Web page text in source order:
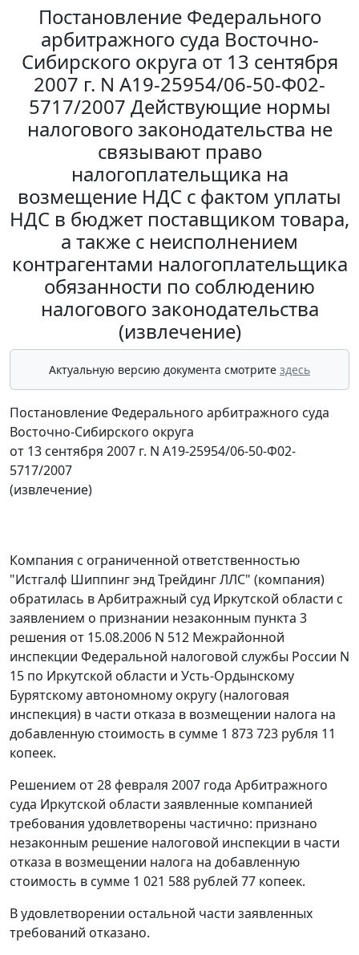
Постановление Федерального
арбитражного суда Восточно-
Сибирского округа от 13 сентября
2007 г. N А19-25954/06-50-Ф02-
5717/2007 Действующие нормы
налогового законодательства не
связывают право
налогоплательщика на
возмещение НДС с фактом уплаты
НДС в бюджет поставщиком товара,
а также с неисполнением
контрагентами налогоплательщика
обязанности по соблюдению
налогового законодательства
(извлечение)
Актуальную версию документа смотрите здесь
Постановление Федерального арбитражного суда
Восточно-Сибирского округа
от 13 сентября 2007 г. N А19-25954/06-50-Ф02-
5717/2007
(извлечение)
Компания с ограниченной ответственностью
"Истгалф Шиппинг энд Трейдинг ЛЛС" (компания)
обратилась в Арбитражный суд Иркутской области с
заявлением о признании незаконным пункта 3
решения от 15.08.2006 N 512 Межрайонной
инспекции Федеральной налоговой службы России N
15 по Иркутской области и Усть-Ордынскому
Бурятскому автономному округу (налоговая
инспекция) в части отказа в возмещении налога на
добавленную стоимость в сумме 1 873 723 рубля 11
копеек.
Решением от 28 февраля 2007 года Арбитражного
суда Иркутской области заявленные компанией
требования удовлетворены частично: признано
незаконным решение налоговой инспекции в части
отказа в возмещении налога на добавленную
стоимость в сумме 1 021 588 рублей 77 копеек.
В удовлетворении остальной части заявленных
требований отказано.